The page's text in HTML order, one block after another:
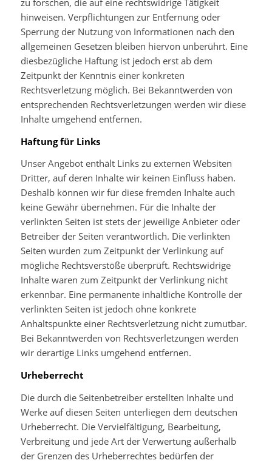
hinweisen. Verpflichtungen zur Entfernung oder
Sperrung der Nutzung von Informationen nach den
allgemeinen Gesetzen bleiben hiervon unberührt. Eine
diesbezügliche Haftung ist jedoch erst ab dem
Zeitpunkt der Kenntnis einer konkreten
Rechtsverletzung möglich. Bei Bekanntwerden von
entsprechenden Rechtsverletzungen werden wir diese
Inhalte umgehend entfernen.
Haftung für Links
Unser Angebot enthält Links zu externen Websiten
Dritter, auf deren Inhalte wir keinen Einfluss haben.
Deshalb können wir für diese fremden Inhalte auch
keine Gewähr übernehmen. Für die Inhalte der
verlinkten Seiten ist stets der jeweilige Anbieter oder
Betreiber der Seiten verantwortlich. Die verlinkten
Seiten wurden zum Zeitpunkt der Verlinkung auf
mögliche Rechtsverstöße überprüft. Rechtswidrige
Inhalte waren zum Zeitpunkt der Verlinkung nicht
erkennbar. Eine permanente inhaltliche Kontrolle der
verlinkten Seiten ist jedoch ohne konkrete
Anhaltspunkte einer Rechtsverletzung nicht zumutbar.
Bei Bekanntwerden von Rechtsverletzungen werden
wir derartige Links umgehend entfernen.
Urheberrecht
Die durch die Seitenbetreiber erstellten Inhalte und
Werke auf diesen Seiten unterliegen dem deutschen
Urheberrecht. Die Vervielfältigung, Bearbeitung,
Verbreitung und jede Art der Verwertung außerhalb
der Grenzen des Urheberrechtes bedürfen der